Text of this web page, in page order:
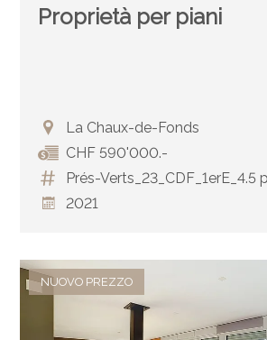
Proprietà per piani
La Chaux-de-Fonds
CHF 590'000.-
Prés-Verts_23_CDF_1erE_4.5
2021
NUOVO PREZZO